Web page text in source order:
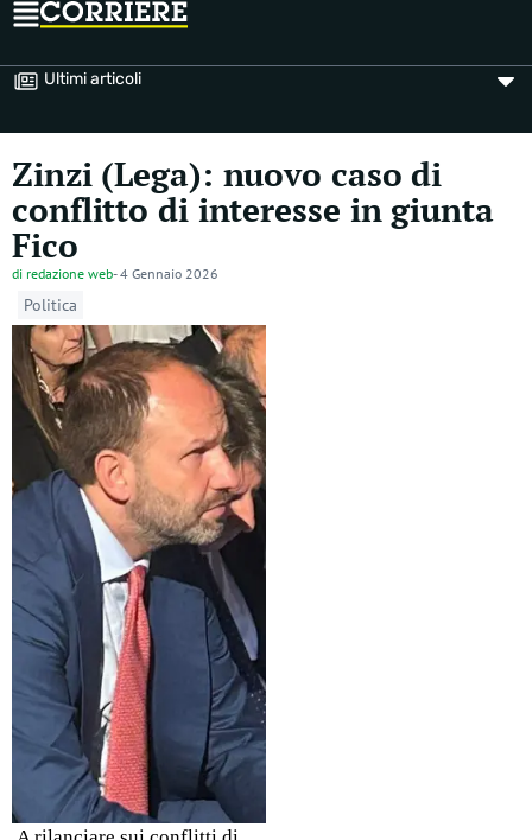
Ultimi articoli
Zinzi (Lega): nuovo caso di
conflitto di interesse in giunta
Fico
di redazione web-4 Gennaio 2026
Politica